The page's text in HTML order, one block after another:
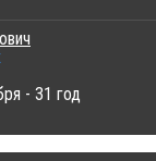
- 31 год